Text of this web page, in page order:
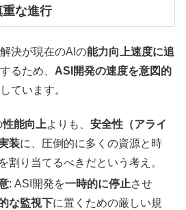
な進行
決が現在のAIの能力向上速度に追
るため、 ASI開発の速度を意図的
ています。
性能向上よりも、安全性（アライ
装に、圧倒的に多くの資源と時
割り当てるべきだという考え。
: ASI開発を一時的に停止させ
な監視下に置くための厳しい規